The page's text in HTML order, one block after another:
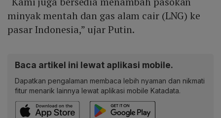
minyak mentah dan gas alam cair (LNG) ke
pasar Indonesia,” ujar Putin.
Baca artikel ini lewat aplikasi mobile.
Dapatkan pengalaman membaca lebih nyaman dan nikmati
fitur menarik lainnya lewat aplikasi mobile Katadata.